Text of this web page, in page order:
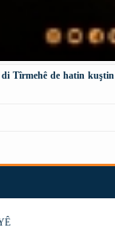
Tîrmehê de hatin kuştin